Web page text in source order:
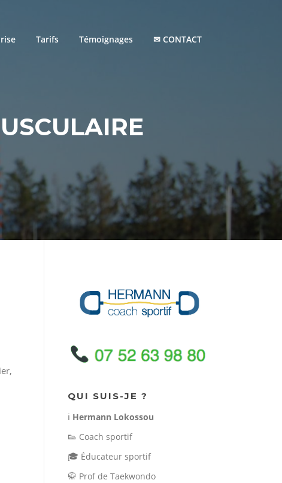
Tarifs Témoignages ✉ CONTACT
QUI SUIS-JE ?
ℹ️ Hermann Lokossou
👟 Coach sportif
🎓 Éducateur sportif
🥋 Prof de Taekwondo